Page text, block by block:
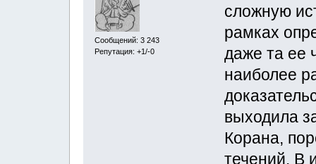
Сообщений: 3 243
Репутация: +1/-0
сложную
рамках
даже та ее
наиболее
выходила
Корана,
течений. В